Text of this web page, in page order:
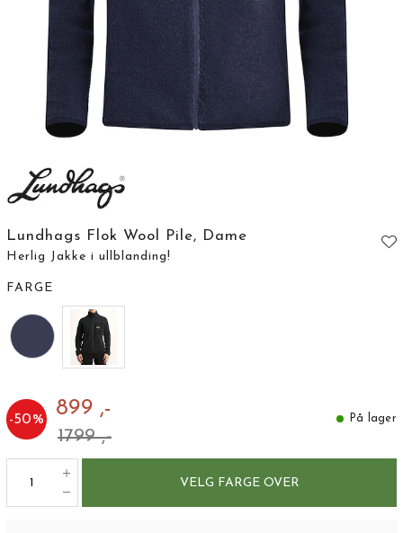
Lundhags Flok Wool Pile, Dame
Herlig Jakke i ullblanding!
FARGE
-50% 899 ,-
1799 ,-
På lager
VELG FARGE OVER